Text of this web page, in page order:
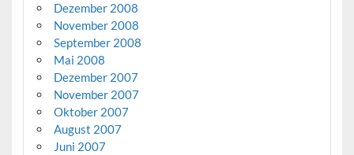
Dezember 2008
November 2008
September 2008
Mai 2008
Dezember 2007
November 2007
Oktober 2007
August 2007
Juni 2007